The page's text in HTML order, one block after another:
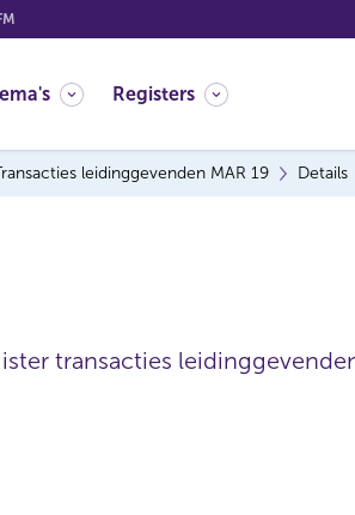
Registers
leidinggevenden MAR 19 Details
transacties